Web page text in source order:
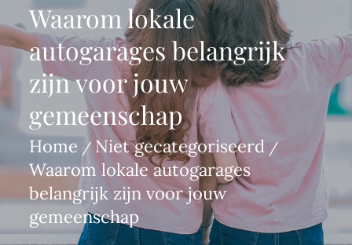
Waarom lokale
autogarages belangrijk
zijn voor jouw
gemeenschap
Home
Niet gecategoriseerd
Waarom lokale autogarages
belangrijk zijn voor jouw
gemeenschap